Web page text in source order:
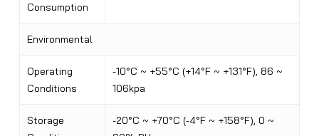
Consumption
Environmental
Operating
Conditions
-10°C ~ +55°C (+14°F ~ +131°F), 86 ~
106kpa
Storage
-20°C ~ +70°C (-4°F ~ +158°F), 0 ~